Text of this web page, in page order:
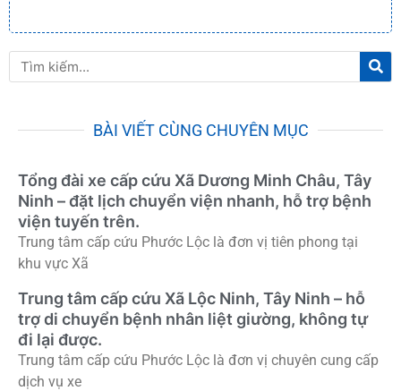
Tìm
kiếm
BÀI VIẾT CÙNG CHUYÊN MỤC
Tổng đài xe cấp cứu Xã Dương Minh Châu, Tây
Ninh – đặt lịch chuyển viện nhanh, hỗ trợ bệnh
viện tuyến trên.
Trung tâm cấp cứu Phước Lộc là đơn vị tiên phong tại
khu vực Xã
Trung tâm cấp cứu Xã Lộc Ninh, Tây Ninh – hỗ
trợ di chuyển bệnh nhân liệt giường, không tự
đi lại được.
Trung tâm cấp cứu Phước Lộc là đơn vị chuyên cung cấp
dịch vụ xe